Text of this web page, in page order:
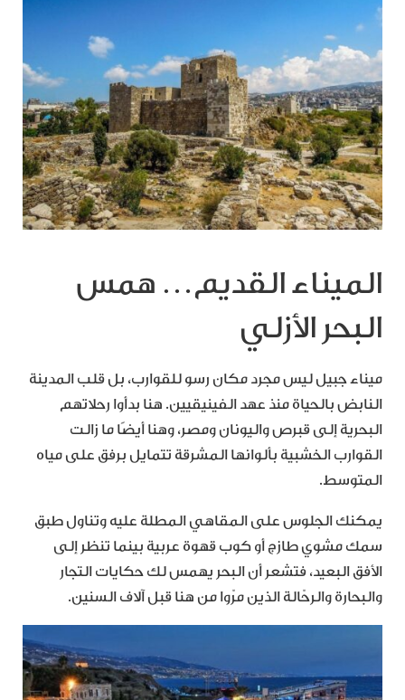
الميناء القديم… همس
البحر الأزلي
ميناء جبيل ليس مجرد مكان رسو للقوارب، بل قلب المدينة
النابض بالحياة منذ عهد الفينيقيين. هنا بدأوا رحلاتهم
البحرية إلى قبرص واليونان ومصر، وهنا أيضًا ما زالت
القوارب الخشبية بألوانها المشرقة تتمايل برفق على مياه
المتوسط.
يمكنك الجلوس على المقاهي المطلة عليه وتناول طبق
سمك مشوي طازج أو كوب قهوة عربية بينما تنظر إلى
الأفق البعيد، فتشعر أن البحر يهمس لك حكايات التجار
والبحارة والرحّالة الذين مرّوا من هنا قبل آلاف السنين.